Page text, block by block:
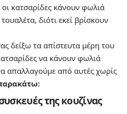
οι κατσαρίδες κάνουν φωλιά
διότι εκεί βρίσκουν
δείξω τα απίστευτα μέρη του
να κάνουν φωλιά
απαλλαγούμε από αυτές χωρίς
της κουζίνας